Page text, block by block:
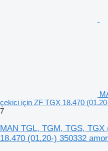
çekici için ZF TGX 18.470
7
MAN TGL, TGM, TGS,
18.470 (01.20-) 350332